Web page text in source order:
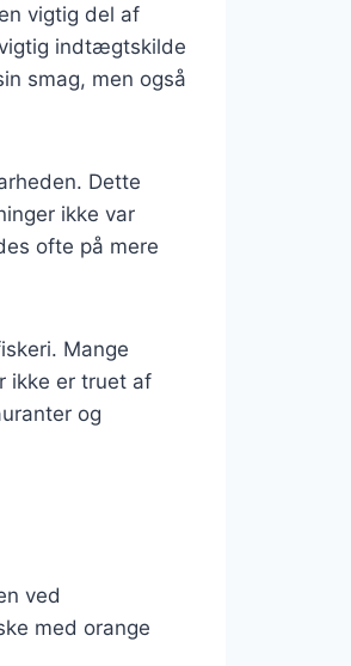
vigtig del af
indtægtskilde
smag, men også
Dette
ikke var
ofte på mere
Mange
ikke er truet af
og
ved
med orange